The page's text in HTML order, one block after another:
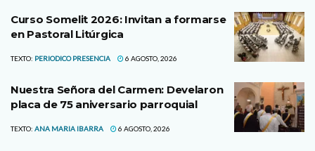
Curso Somelit 2026: Invitan a formarse
en Pastoral Litúrgica
TEXTO: PERIODICO PRESENCIA 6 AGOSTO, 2026
Nuestra Señora del Carmen: Develaron
placa de 75 aniversario parroquial
TEXTO: ANA MARIA IBARRA 6 AGOSTO, 2026